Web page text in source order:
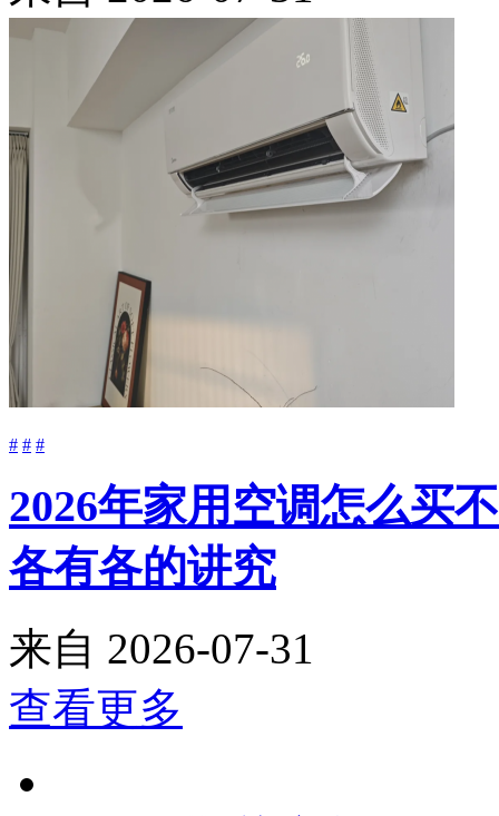
# # #
2026年家用空调怎么买
各有各的讲究
来自 2026-07-31
查看更多